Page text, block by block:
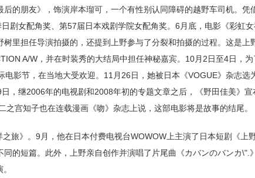
的朋友》，饰演岸本瑠可，一个有性别认同障碍的越野车司机。凭
剧女配角奖、第57届日本戏剧学院女配角奖。6月底，电影《彩虹
里担任导演拍摄的，还提到上野参与了分裂和拍摄的过程。这是上
A/W，并在时装秀的大结局中担任神秘嘉宾。10月2日至4日，
影节，在当地大受欢迎。11月26日，她被日本《VOGUE》杂志选
，继2006年的电视剧和2008年初的专题文章之后，《野田佳美》宣
宫知子也在连载漫画《吻》杂志上说，这部电影将是故事的结尾。
旅》。9月，他在日本付费电视台WOWOW上主演了日本短剧《上
的短篇。此外，上野亲自创作并演唱了片尾曲《カバンのバンカ\".